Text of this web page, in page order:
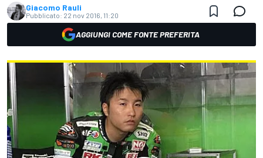
Giacomo Rauli
Pubblicato: 22 nov 2016, 11:20
AGGIUNGI COME FONTE PREFERITA